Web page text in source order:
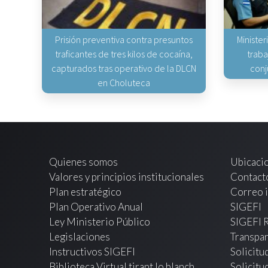
Prisión preventiva contra presuntos
traficantes de tres kilos de cocaína,
capturados tras operativo de la DLCN
en Choluteca
Quienes somos
Valores y principios institucionales
Plan estratégico
Plan Operativo Anual
Ley Ministerio Público
Legislaciones
Instructivos SIGEFI
Correo
SIGEFI
SIGEFI